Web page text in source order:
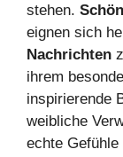
stehen.
eignen sich
Nachrichten
ihrem
inspirierende
weibliche
echte Gefühle